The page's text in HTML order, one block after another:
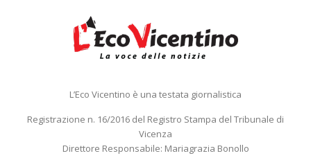
L’Eco Vicentino è una testata giornalistica
Registrazione n. 16/2016 del Registro Stampa del Tribunale di
Vicenza
Direttore Responsabile: Mariagrazia Bonollo